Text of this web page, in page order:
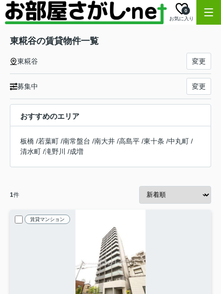
お気に入り
0
東糀谷の賃貸物件一覧
東糀谷 変更
募集中 変更
おすすめのエリア
板橋 /若葉町 /南常盤台 /南大井 /高島平 /東十条 /中丸町 /
清水町 /滝野川 /成増
1件
賃貸マンション